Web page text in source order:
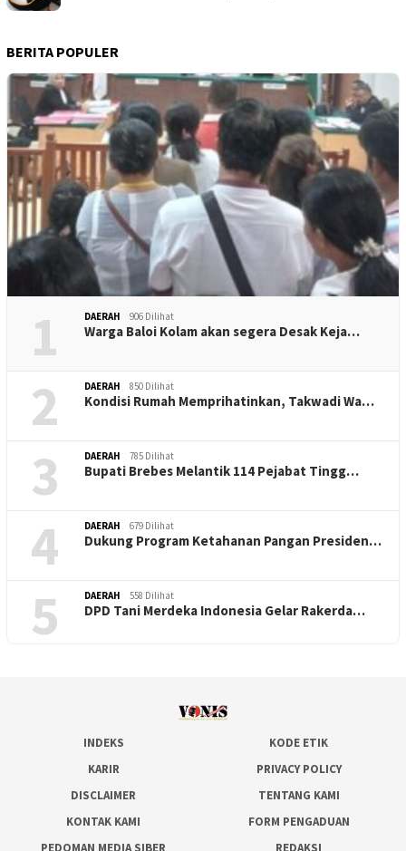
BERITA POPULER
1 DAERAH 906 Dilihat
Warga Baloi Kolam akan segera Desak Keja…
2 DAERAH 850 Dilihat
Kondisi Rumah Memprihatinkan, Takwadi Wa…
3 DAERAH 785 Dilihat
Bupati Brebes Melantik 114 Pejabat Tingg…
4 DAERAH 679 Dilihat
Dukung Program Ketahanan Pangan Presiden…
5 DAERAH 558 Dilihat
DPD Tani Merdeka Indonesia Gelar Rakerda…
INDEKS
KODE ETIK
KARIR
PRIVACY POLICY
DISCLAIMER
TENTANG KAMI
KONTAK KAMI
FORM PENGADUAN
PEDOMAN MEDIA SIBER
REDAKSI